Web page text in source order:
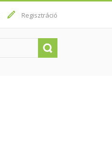
Regisztráció